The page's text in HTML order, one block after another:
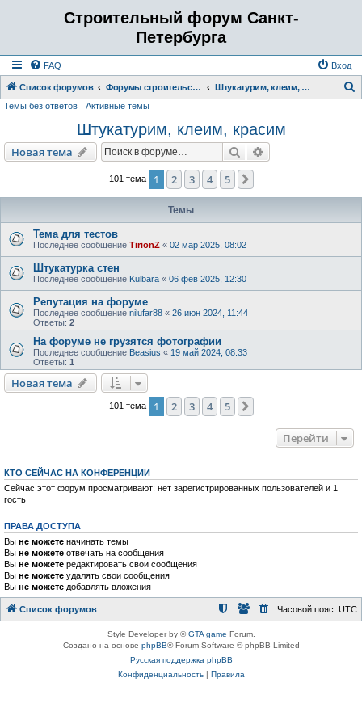
Строительный форум Санкт-
Петербурга
FAQ Вход
Список форумов Форумы строительство, ремонт, обустройство Штукатурим, клеим, красим
Темы без ответов Активные темы
Штукатурим, клеим, красим
Новая тема Поиск
101 тема 1 2 3 4 5
Темы
Тема для тестов
Последнее сообщение TirionZ « 02 мар 2025, 08:02
Штукатурка стен
Последнее сообщение Kulbara « 06 фев 2025, 12:30
Репутация на форуме
Последнее сообщение nilufar88 « 26 июн 2024, 11:44
Ответы: 2
На форуме не грузятся фотографии
Последнее сообщение Beasius « 19 май 2024, 08:33
Ответы: 1
Новая тема
101 тема 1 2 3 4 5
Перейти
КТО СЕЙЧАС НА КОНФЕРЕНЦИИ
Сейчас этот форум просматривают: нет зарегистрированных пользователей и 1
гость
ПРАВА ДОСТУПА
Вы не можете начинать темы
Вы не можете отвечать на сообщения
Вы не можете редактировать свои сообщения
Вы не можете удалять свои сообщения
Вы не можете добавлять вложения
Список форумов Часовой пояс: UTC
Style Developer by ©GTA game Forum.
Создано на основе phpBB® Forum Software © phpBB Limited
Русская поддержка phpBB
Конфиденциальность| Правила